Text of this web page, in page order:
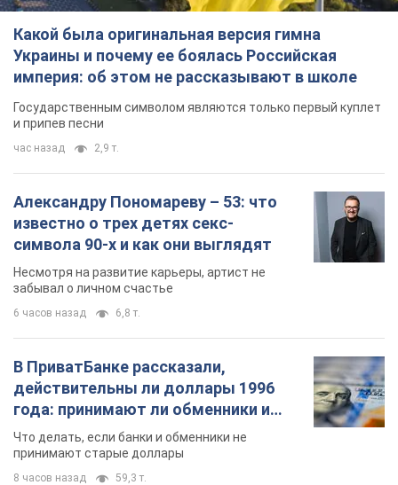
Какой была оригинальная версия гимна
Украины и почему ее боялась Российская
империя: об этом не рассказывают в школе
Государственным символом являются только первый куплет
и припев песни
час назад 2,9 т.
Александру Пономареву – 53: что
известно о трех детях секс-
символа 90-х и как они выглядят
Несмотря на развитие карьеры, артист не
забывал о личном счастье
6 часов назад 6,8 т.
В ПриватБанке рассказали,
действительны ли доллары 1996
года: принимают ли обменники и
банки такие купюры
Что делать, если банки и обменники не
принимают старые доллары
8 часов назад 59,3 т.